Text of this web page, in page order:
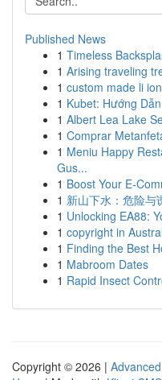
Published News
1 Timeless
1 Arising traveling
1 custom made li
1 Kubet: Hướng
1 Albert Lea Lake
1 Comprar
1 Meniu Happy
Gus...
1 Boost Your E-
1 新山下水：危险与
1 Unlocking EA88:
1 copyright in
1 Finding the Best
1 Mabroom Dates
1 Rapid Insect
Copyright © 2026 |